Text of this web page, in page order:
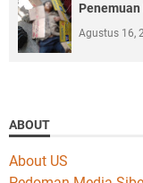
Agustus 16,
ABOUT
About US